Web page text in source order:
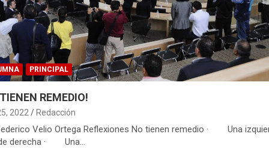
PRINCIPAL
REMEDIO!
2022 Redacción
Velio Ortega Reflexiones No tienen remedio · Una
derecha · Una…